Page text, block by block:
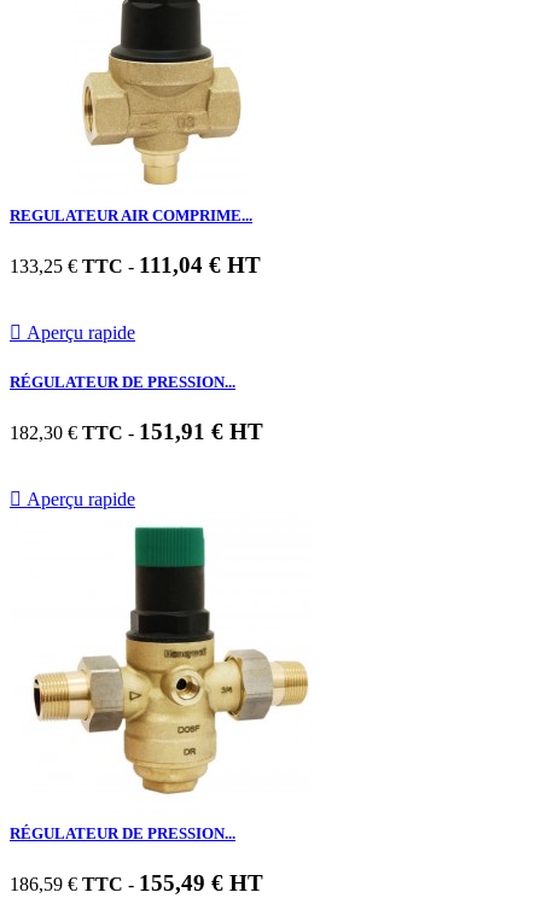
REGULATEUR AIR COMPRIME...
133,25 € TTC - 111,04 € HT
 Aperçu rapide
RÉGULATEUR DE PRESSION...
182,30 € TTC - 151,91 € HT
 Aperçu rapide
RÉGULATEUR DE PRESSION...
186,59 € TTC - 155,49 € HT